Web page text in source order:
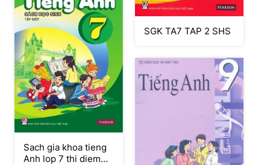
SGK TA7 TAP 2 SHS
Sach gia khoa tieng
Anh lop 7 thi diem